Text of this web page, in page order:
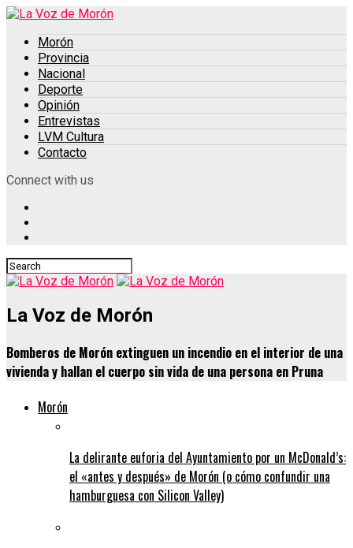
Morón
Provincia
Nacional
Deporte
Opinión
Entrevistas
LVM Cultura
Contacto
Connect with us
La Voz de Morón
Bomberos de Morón extinguen un incendio en el interior de una
vivienda y hallan el cuerpo sin vida de una persona en Pruna
Morón
La delirante euforia del Ayuntamiento por un McDonald’s:
el «antes y después» de Morón (o cómo confundir una
hamburguesa con Silicon Valley)